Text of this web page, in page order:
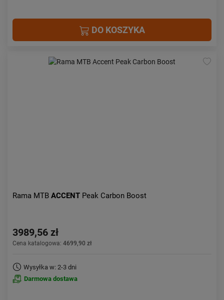
DO KOSZYKA
Rama MTB ACCENT Peak Carbon Boost
3989,56 zł
Cena katalogowa: 4699,90 zł
Wysyłka w: 2-3 dni
Darmowa dostawa